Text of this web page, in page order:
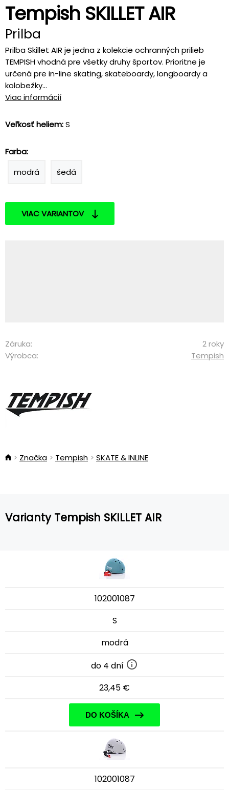
Tempish SKILLET AIR
Prilba
Prilba Skillet AIR je jedna z kolekcie ochranných prilieb
TEMPISH vhodná pre všetky druhy športov. Prioritne je
určená pre in-line skating, skateboardy, longboardy a
kolobežky...
Viac informácií
Veľkosť heliem:S
Farba:
modrá
šedá
VIAC VARIANTOV
Záruka:
2 roky
Výrobca:
Tempish
Značka Tempish SKATE & INLINE
Varianty Tempish SKILLET AIR
102001087
S
modrá
do 4 dní
23,45 €
DO KOŠÍKA
102001087